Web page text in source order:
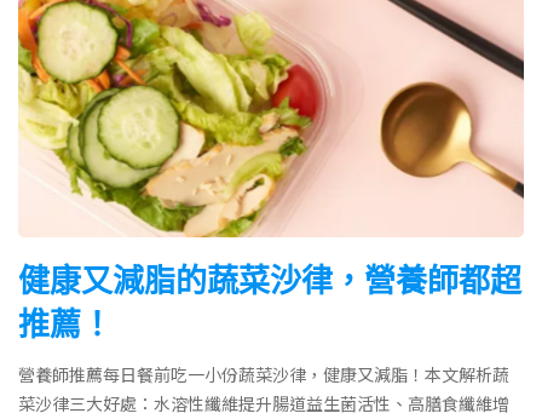
健康又減脂的蔬菜沙律，營養師都超
推薦！
營養師推薦每日餐前吃一小份蔬菜沙律，健康又減脂！本文解析蔬
菜沙律三大好處：水溶性纖維提升腸道益生菌活性、高膳食纖維增